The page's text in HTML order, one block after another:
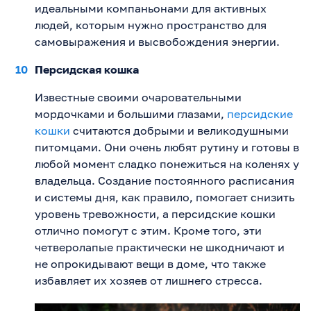
идеальными компаньонами для активных
людей, которым нужно пространство для
самовыражения и высвобождения энергии.
Персидская кошка
Известные своими очаровательными
мордочками и большими глазами, персидские
кошки считаются добрыми и великодушными
питомцами. Они очень любят рутину и готовы в
любой момент сладко понежиться на коленях у
владельца. Создание постоянного расписания
и системы дня, как правило, помогает снизить
уровень тревожности, а персидские кошки
отлично помогут с этим. Кроме того, эти
четверолапые практически не шкодничают и
не опрокидывают вещи в доме, что также
избавляет их хозяев от лишнего стресса.